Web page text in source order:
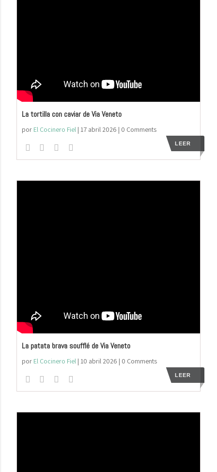
La tortilla con caviar de Via Veneto
por El Cocinero Fiel| 17 abril 2026 | 0 Comments
LEER
La patata brava soufflé de Via Veneto
por El Cocinero Fiel| 10 abril 2026 | 0 Comments
LEER